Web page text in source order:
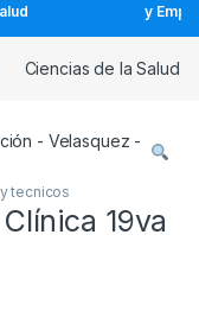
y
Ciencias de la Salud
tecnicos
19va